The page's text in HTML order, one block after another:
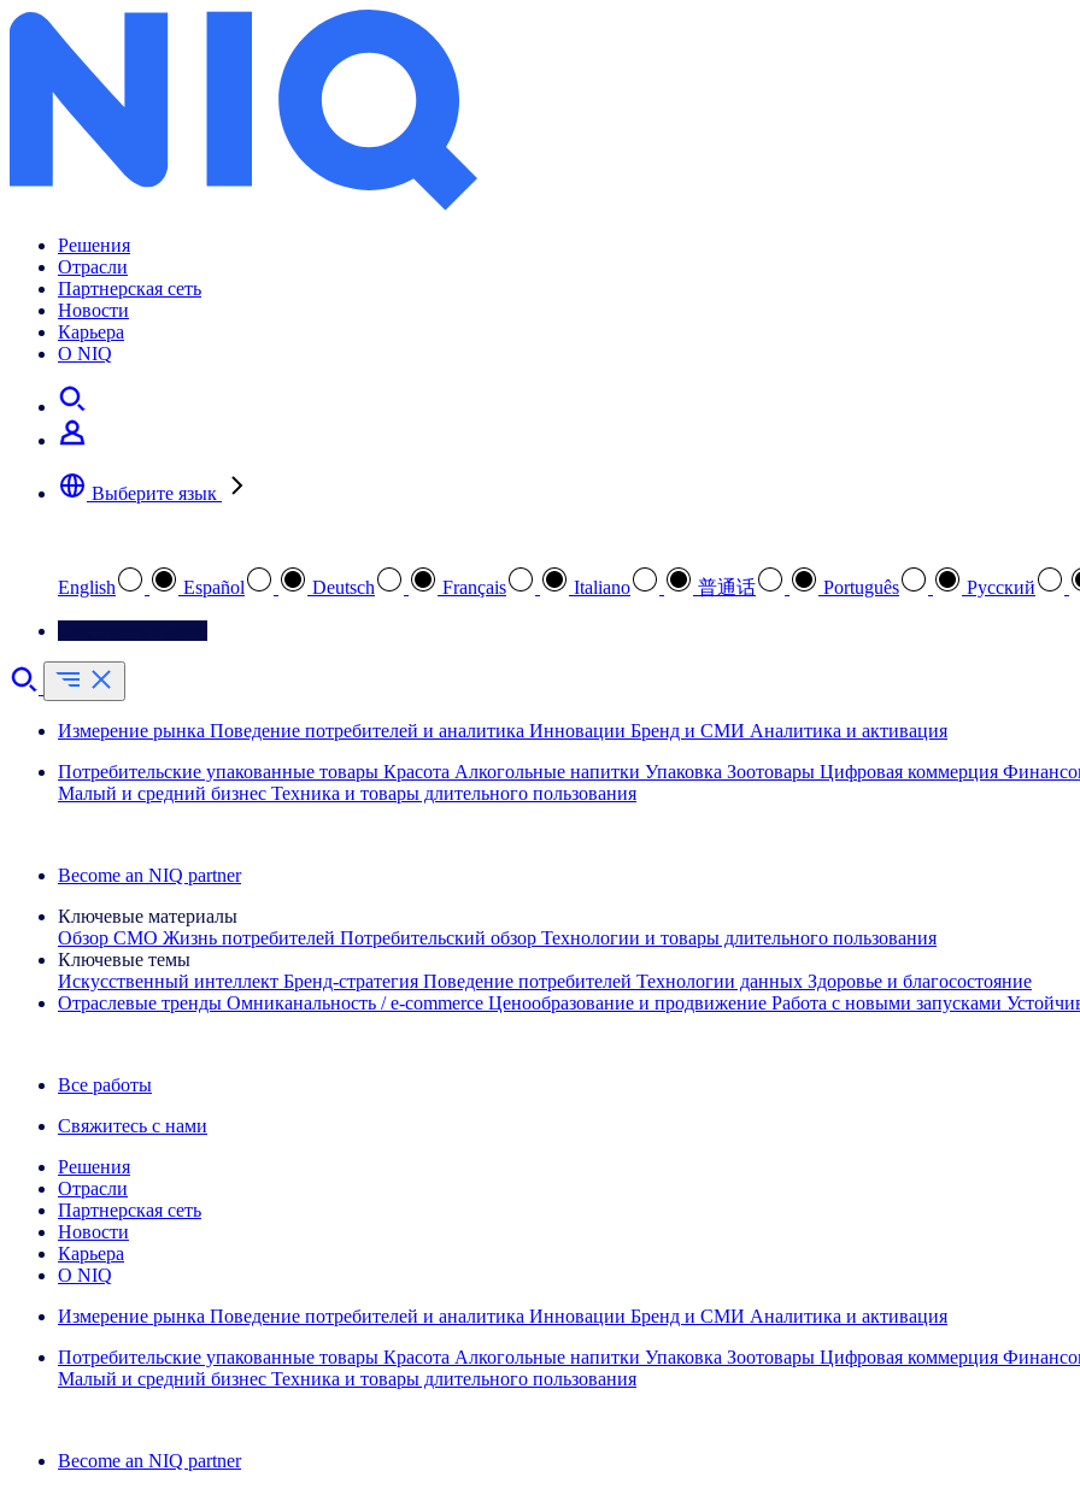
Решения
Отрасли
Партнерская сеть
Новости
Карьера
О NIQ
Выберите язык
English Español Deutsch Français Italiano 普通话 Português Pусский
Измерение рынка Поведение потребителей и аналитика Инновации Бренд и СМИ Аналитика и активация
Потребительские упакованные товары Красота Алкогольные напитки Упаковка Зоотовары Цифровая коммерция
Малый и средний бизнес Техника и товары длительного пользования
Become an NIQ partner
Ключевые материалы
Обзор CMO Жизнь потребителей Потребительский обзор Технологии и товары длительного пользования
Ключевые темы
Искусственный интеллект Бренд‑стратегия Поведение потребителей Технологии данных Здоровье и благосостояние
Отраслевые тренды Омниканальность / e‑commerce Ценообразование и продвижение Работа с новыми запусками
Все работы
Свяжитесь с нами
Решения
Отрасли
Партнерская сеть
Новости
Карьера
О NIQ
Измерение рынка Поведение потребителей и аналитика Инновации Бренд и СМИ Аналитика и активация
Потребительские упакованные товары Красота Алкогольные напитки Упаковка Зоотовары Цифровая коммерция
Малый и средний бизнес Техника и товары длительного пользования
Become an NIQ partner